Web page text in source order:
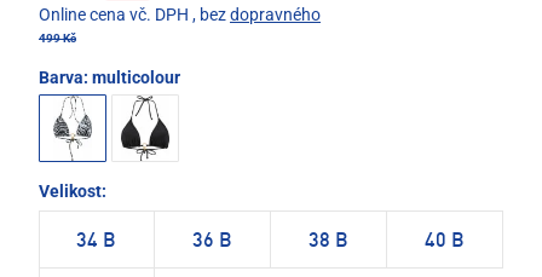
Online cena vč. DPH , bezdopravného
499 Kč
Barva: multicolour
Velikost:
34 B 36 B 38 B 40 B